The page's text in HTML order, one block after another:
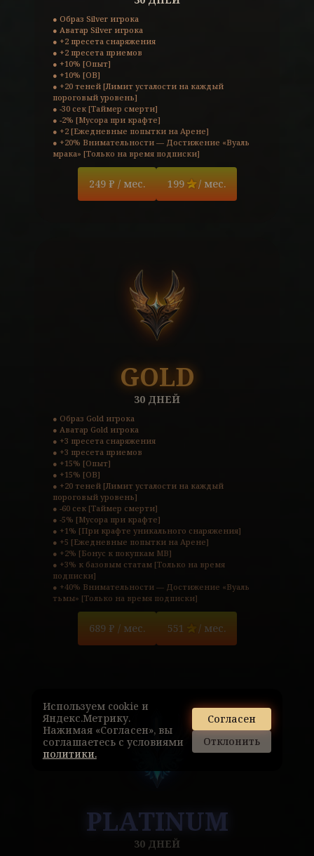
● Образ Silver игрока
● Аватар Silver игрока
● +2 пресета снаряжения
● +2 пресета приемов
● +10% [Опыт]
● +10% [ОВ]
● +20 теней [Лимит усталости на каждый
пороговый уровень]
● -30 сек [Таймер смерти]
● -2% [Мусора при крафте]
● +2 [Ежедневные попытки на Арене]
● +20% Внимательности — Достижение «Вуаль
мрака» [Только на время подписки]
249 ₽ / мес. 199 / мес.
GOLD
30 ДНЕЙ
● Образ Gold игрока
● Аватар Gold игрока
● +3 пресета снаряжения
● +3 пресета приемов
● +15% [Опыт]
● +15% [ОВ]
● +20 теней [Лимит усталости на каждый
пороговый уровень]
● -60 сек [Таймер смерти]
● -5% [Мусора при крафте]
● +1% [При крафте уникального снаряжения]
● +5 [Ежедневные попытки на Арене]
● +2% [Бонус к покупкам МВ]
● +3% к базовым статам [Только на время
подписки]
● +40% Внимательности — Достижение «Вуаль
тьмы» [Только на время подписки]
689 ₽ / мес. 551 / мес.
PLATINUM
30 ДНЕЙ
Используем cookie и
Яндекс.Метрику.
Нажимая «Согласен», вы
соглашаетесь с условиями
политики.
Согласен
Отклонить